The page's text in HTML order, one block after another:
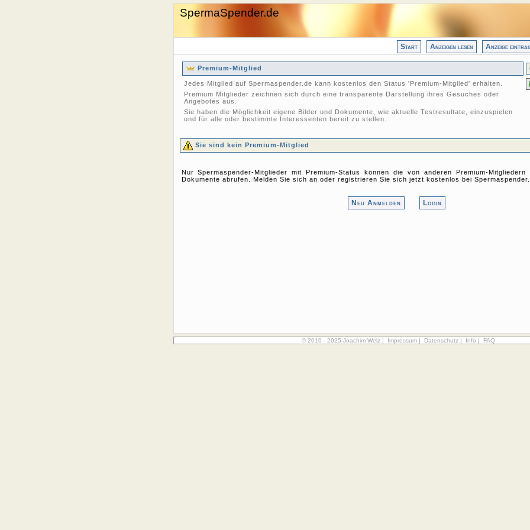
SpermaSpender.de
Start Anzeigen lesen Anzeige
Premium-Mitglied
Jedes Mitglied auf Spermaspender.de kann kostenlos den Status 'Premium-Mitglied' erhalten.
Premium Mitglieder zeichnen sich durch eine transparente Darstellung ihres Gesuches oder
Angebotes aus.
Sie haben die Möglichkeit eigene Bilder und Dokumente, wie aktuelle Testresultate, einzuspielen
und für alle oder bestimmte Interessenten bereit zu stellen.
Sie sind kein Premium-Mitglied
Nur Spermaspender-Mitglieder mit Premium-Status können die von anderen Premium-
Dokumente abrufen. Melden Sie sich an oder registrieren Sie sich jetzt kostenlos bei
Neu Anmelden Login
© 2010 - 2025 Joachim Welz | Impressum| Datenschutz| Info | FAQ